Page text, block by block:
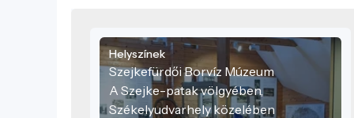
Helyszínek
Szejkefürdői Borvíz Múzeum
A Szejke-patak völgyében,
Székelyudvarhely közelében